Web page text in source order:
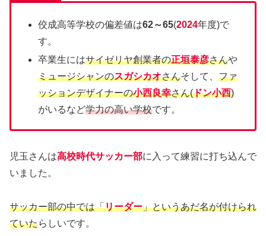
佼成高等学校の偏差値は62～65(2024年度)で
す。
卒業生にはサイゼリヤ創業者の正垣泰彦さんや
ミュージシャンのスガシカオさんそして、ファ
ッションデザイナーの小西良幸さん(ドン小西)
がいるなど学力の高い学校です。
児玉さんは高校時代サッカー部に入って練習に打ち込んで
いました。
サッカー部の中では「リーダー」というあだ名が付けられ
ていたらしいです。